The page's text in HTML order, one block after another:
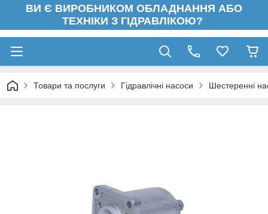
ВИ Є ВИРОБНИКОМ ОБЛАДНАННЯ АБО
ТЕХНІКИ З ГІДРАВЛІКОЮ?
Товари та послуги Гідравлічні насоси Шестеренні